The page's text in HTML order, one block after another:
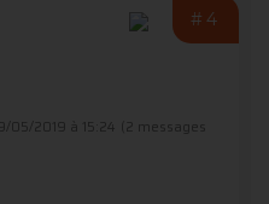
#4
05/2019 à 15:24
(2 messages